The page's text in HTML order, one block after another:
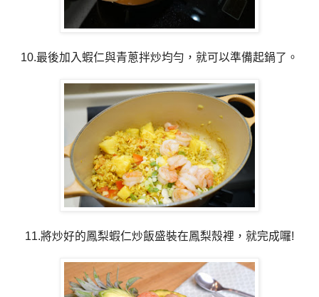
10.最後加入蝦仁與青蔥拌炒均勻，就可以準備起鍋了。
11.將炒好的鳳梨蝦仁炒飯盛裝在鳳梨殼裡，就完成囉!